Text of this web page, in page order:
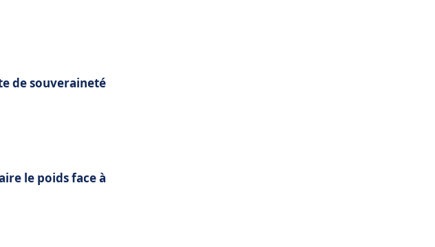
de souveraineté
le poids face à